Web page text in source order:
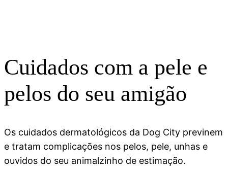
Cuidados com a pele e
pelos do seu amigão
Os cuidados dermatológicos da Dog City previnem
e tratam complicações nos pelos, pele, unhas e
ouvidos do seu animalzinho de estimação.